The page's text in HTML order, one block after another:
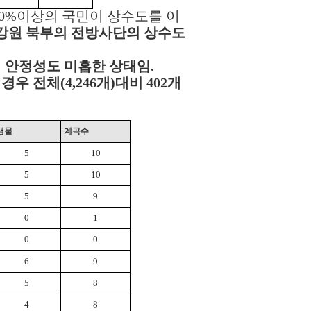
이상의 국민이 상수도를 이
원 북부의 전방사단의 상수도
안정성도 미흡한 상태임.
우 전체(4,246개)대비 402개
물 계곡수
5 10
5 10
5 9
0 1
0 0
6 9
5 8
4 8